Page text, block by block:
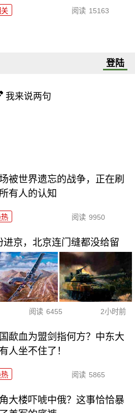
阅读 15163
登陆
我来说两句
被世界遗忘的战争，正在刷
有人的认知
阅读 9950
进京，北京连门缝都没给留
阅读 6455 2小时前
歃血为盟剑指何方？中东大
人坐不住了！
阅读 5865
大楼吓唬中俄？这事恰恰暴